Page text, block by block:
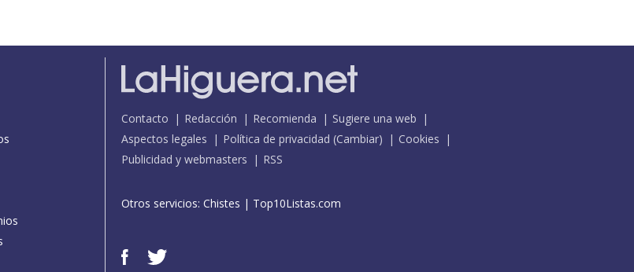
Contacto Redacción Recomienda
Sugiere una web
Aspectos legales
Política de privacidad (Cambiar)
Cookies
Publicidad y webmasters
RSS
Otros servicios: Chistes | Top10Listas.com